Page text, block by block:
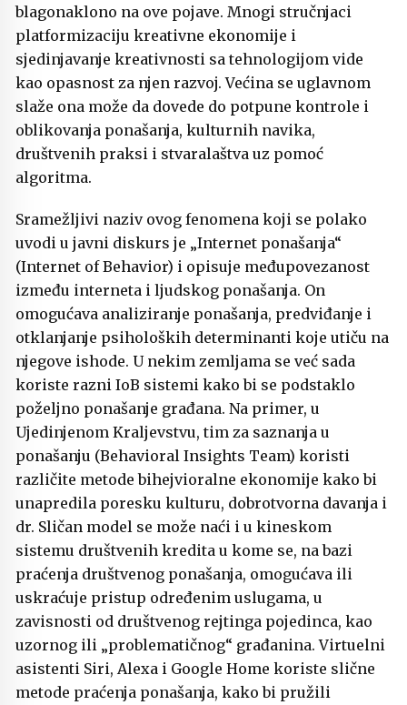
blagonaklono na ove pojave. Mnogi stručnjaci
platformizaciju kreativne ekonomije i
sjedinjavanje kreativnosti sa tehnologijom vide
kao opasnost za njen razvoj. Većina se uglavnom
slaže ona može da dovede do potpune kontrole i
oblikovanja ponašanja, kulturnih navika,
društvenih praksi i stvaralaštva uz pomoć
algoritma.
Sramežljivi naziv ovog fenomena koji se polako
uvodi u javni diskurs je „Internet ponašanja“
(Internet of Behavior) i opisuje međupovezanost
između interneta i ljudskog ponašanja. On
omogućava analiziranje ponašanja, predviđanje i
otklanjanje psiholoških determinanti koje utiču na
njegove ishode. U nekim zemljama se već sada
koriste razni IoB sistemi kako bi se podstaklo
poželjno ponašanje građana. Na primer, u
Ujedinjenom Kraljevstvu, tim za saznanja u
ponašanju (Behavioral Insights Team) koristi
različite metode bihejvioralne ekonomije kako bi
unapredila poresku kulturu, dobrotvorna davanja i
dr. Sličan model se može naći i u kineskom
sistemu društvenih kredita u kome se, na bazi
praćenja društvenog ponašanja, omogućava ili
uskraćuje pristup određenim uslugama, u
zavisnosti od društvenog rejtinga pojedinca, kao
uzornog ili „problematičnog“ građanina. Virtuelni
asistenti Siri, Alexa i Google Home koriste slične
metode praćenja ponašanja, kako bi pružili